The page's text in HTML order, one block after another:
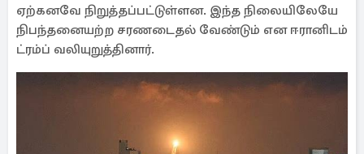
ஏற்கனவே நிறுத்தப்பட்டுள்ளன. இந்த நிலையிலேயே
நிபந்தனையற்ற சரணடைதல் வேண்டும் என ஈரானிடம்
ட்ரம்ப் வலியுறுத்தினார்.